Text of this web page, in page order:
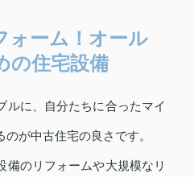
ォーム！オール
の住宅設備
ルに、自分たちに合ったマイ
が中古住宅の良さです。
備のリフォームや大規模なリ